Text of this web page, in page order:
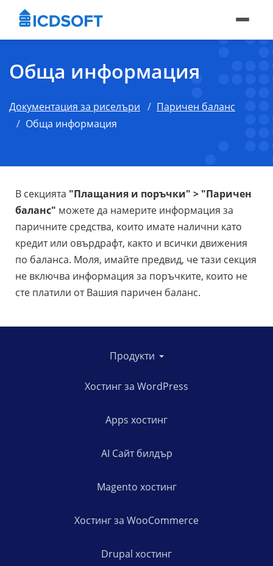
Обща информация
Документация за риселъри
Паричен баланс
Обща информация
В секцията "Плащания и поръчки" > "Паричен
баланс" можете да намерите информация за
паричните средства, които имате налични като
кредит или овърдрафт, както и всички движения
по баланса. Моля, имайте предвид, че тази секция
не включва информация за поръчките, които не
сте платили от Вашия паричен баланс.
Продукти
Хостинг за WordPress
Apps хостинг
AI Сайт билдър
Magento хостинг
Хостинг за WooCommerce
Drupal хостинг